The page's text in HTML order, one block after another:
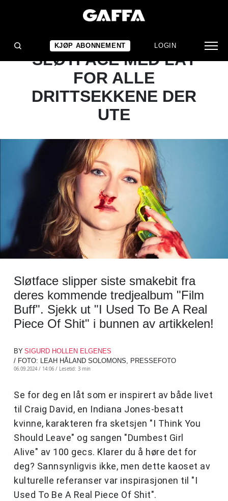
KJØP ABONNEMENT LOGIN
NYHET
GAFFA ANBEFALER:
SLØTFACE MED LÅT
FOR ALLE
DRITTSEKKENE DER
UTE
Sløtface slipper siste smakebit fra
deres kommende tredjealbum "Film
Buff". Sjekk ut "I Used To Be A Real
Piece Of Shit" i bunnen av artikkelen!
BY SIGURD HOLLEN ELGENES
/ FOTO: LEAH HÅLAND SOLOMONS, PRESSEFOTO
06.09.2024 / 14:06 / Lesetid: 3 min
Se for deg en låt som er inspirert av både livet
til Craig David, en Indiana Jones-besatt
kvinne, karakteren fra sketsjen "I Think You
Should Leave" og sangen "Dumbest Girl
Alive" av 100 gecs. Klarer du å høre det for
deg? Sannsynligvis ikke, men dette kaoset av
kulturelle referanser var inspirasjonen til "I
Used To Be A Real Piece Of Shit".